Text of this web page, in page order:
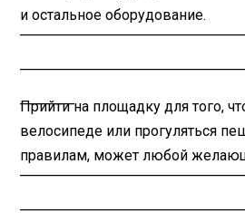
и остальное оборудование.
Прийти на площадку для того,
велосипеде или прогуляться
правилам, может любой